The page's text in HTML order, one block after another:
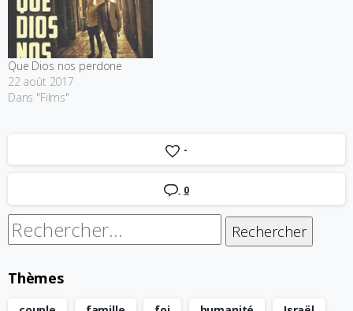
Que Dios nos perdone
22 août 2017
Dans "Films"
-
0
Rechercher :
Thèmes